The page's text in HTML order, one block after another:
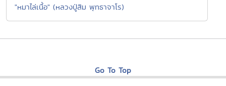
"หมาไล่เนื้อ" (หลวงปู่สิม พุทธาจาโร)
Go To Top